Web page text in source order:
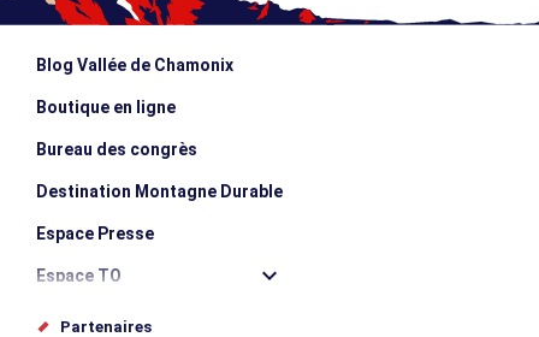
Blog Vallée de Chamonix
Boutique en ligne
Bureau des congrès
Destination Montagne Durable
Espace Presse
Espace TO
Offices de tourisme
Partenaires